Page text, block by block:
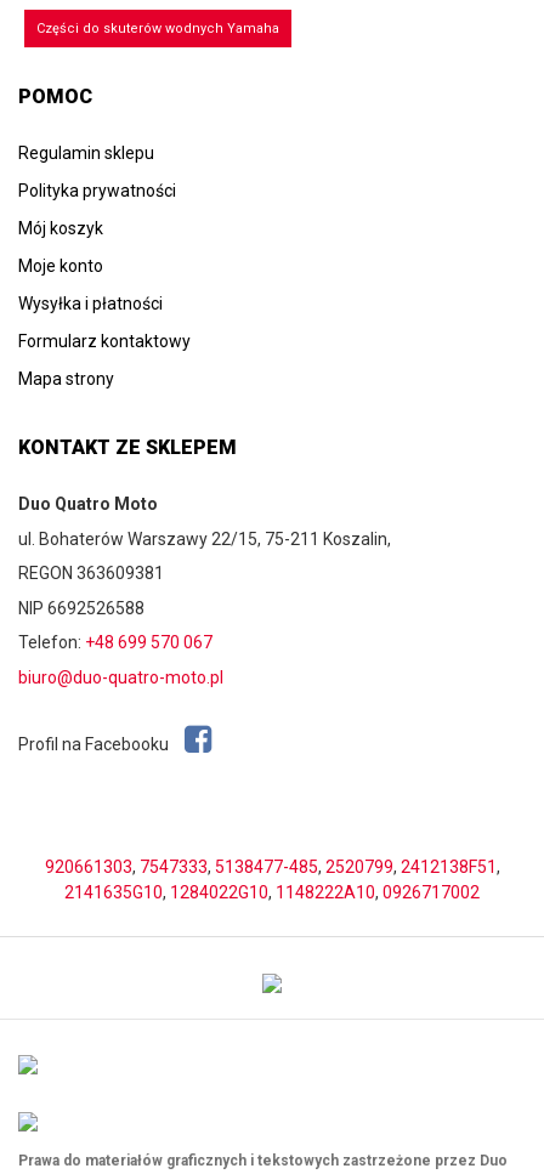
Części do skuterów wodnych Yamaha
POMOC
Regulamin sklepu
Polityka prywatności
Mój koszyk
Moje konto
Wysyłka i płatności
Formularz kontaktowy
Mapa strony
KONTAKT ZE SKLEPEM
Duo Quatro Moto
ul. Bohaterów Warszawy 22/15, 75-211 Koszalin,
REGON 363609381
NIP 6692526588
Telefon: +48 699 570 067
biuro@duo-quatro-moto.pl
Profil na Facebooku
920661303, 7547333, 5138477-485, 2520799, 2412138F51,
2141635G10, 1284022G10, 1148222A10, 0926717002
Prawa do materiałów graficznych i tekstowych zastrzeżone przez Duo